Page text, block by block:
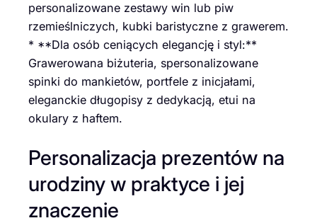
personalizowane zestawy win lub piw
rzemieślniczych, kubki baristyczne z grawerem.
* **Dla osób ceniących elegancję i styl:**
Grawerowana biżuteria, spersonalizowane
spinki do mankietów, portfele z inicjałami,
eleganckie długopisy z dedykacją, etui na
okulary z haftem.
Personalizacja prezentów na
urodziny w praktyce i jej
znaczenie